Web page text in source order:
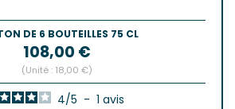
DE 6 BOUTEILLES 75 CL
Prix
108,00 €
(Unité : 18,00 €)
4/5 - 1 avis